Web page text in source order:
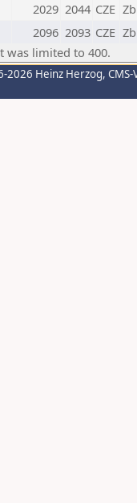
2029 2044 CZE
2096 2093 CZE
was limited to 400.
2026 Heinz Herzog,